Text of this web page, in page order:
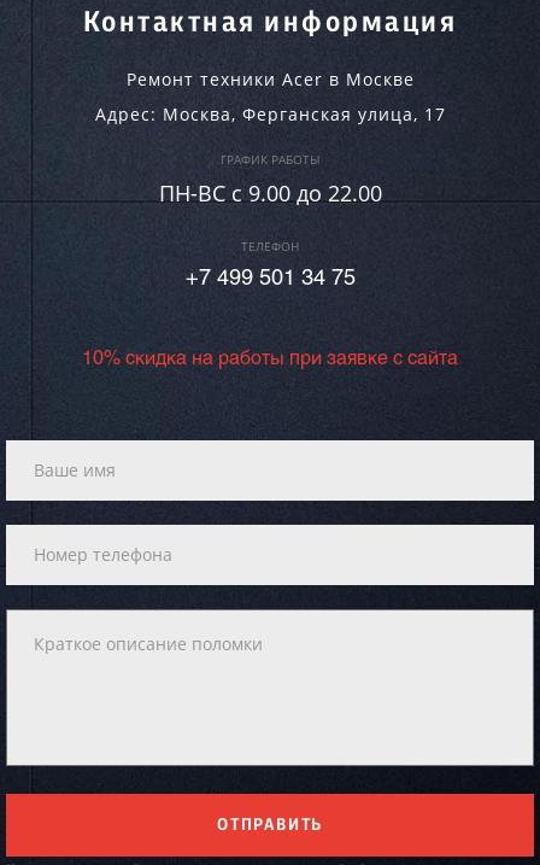
Контактная информация
Ремонт техники Acer в Москве
Адрес: Москва, Ферганская улица, 17
ГРАФИК РАБОТЫ
ПН-ВC c 9.00 до 22.00
ТЕЛЕФОН
+7 499 501 34 75
10% скидка на работы при заявке с сайта
ОТПРАВИТЬ